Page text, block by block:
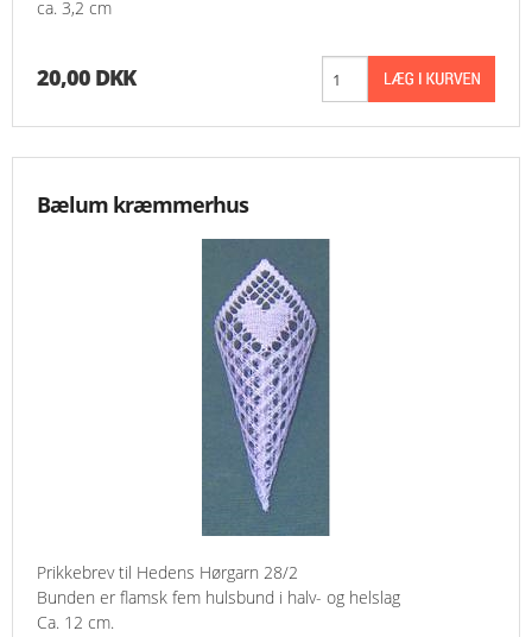
ca. 3,2 cm
20,00 DKK
Bælum kræmmerhus
Prikkebrev til Hedens Hørgarn 28/2
Bunden er flamsk fem hulsbund i halv- og helslag
Ca. 12 cm.